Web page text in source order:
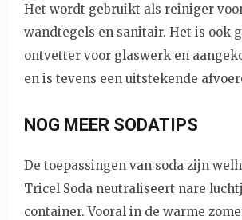
Het wordt gebruikt als reiniger
wandtegels en sanitair. Het is ook
ontvetter voor glaswerk en
en is tevens een uitstekende
NOG MEER SODATIPS
De toepassingen van soda zijn
Tricel Soda neutraliseert nare
container. Vooral in de warme